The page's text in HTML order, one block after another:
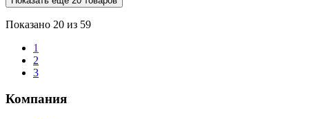
Показано 20 из 59
1
2
3
Компания